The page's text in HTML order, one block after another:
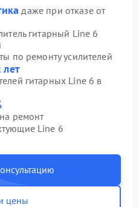
даже при отказе от
гитарный Line 6
по ремонту усилителей
гитарных Line 6 в
ремонт
Line 6
цены